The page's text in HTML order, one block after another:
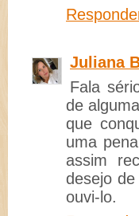
Juliana
Fala
de
que
uma
assim
desejo
ouvi-lo.